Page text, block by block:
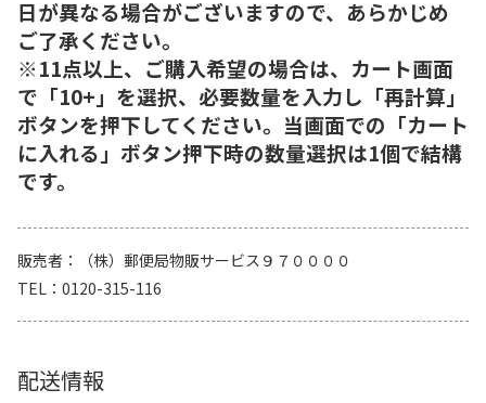
日が異なる場合がございますので、あらかじめ
ご了承ください。
※11点以上、ご購入希望の場合は、カート画面
で「10+」を選択、必要数量を入力し「再計算」
ボタンを押下してください。当画面での「カート
に入れる」ボタン押下時の数量選択は1個で結構
です。
販売者
（株）郵便局物販サービス９７００００
TEL
0120-315-116
配送情報